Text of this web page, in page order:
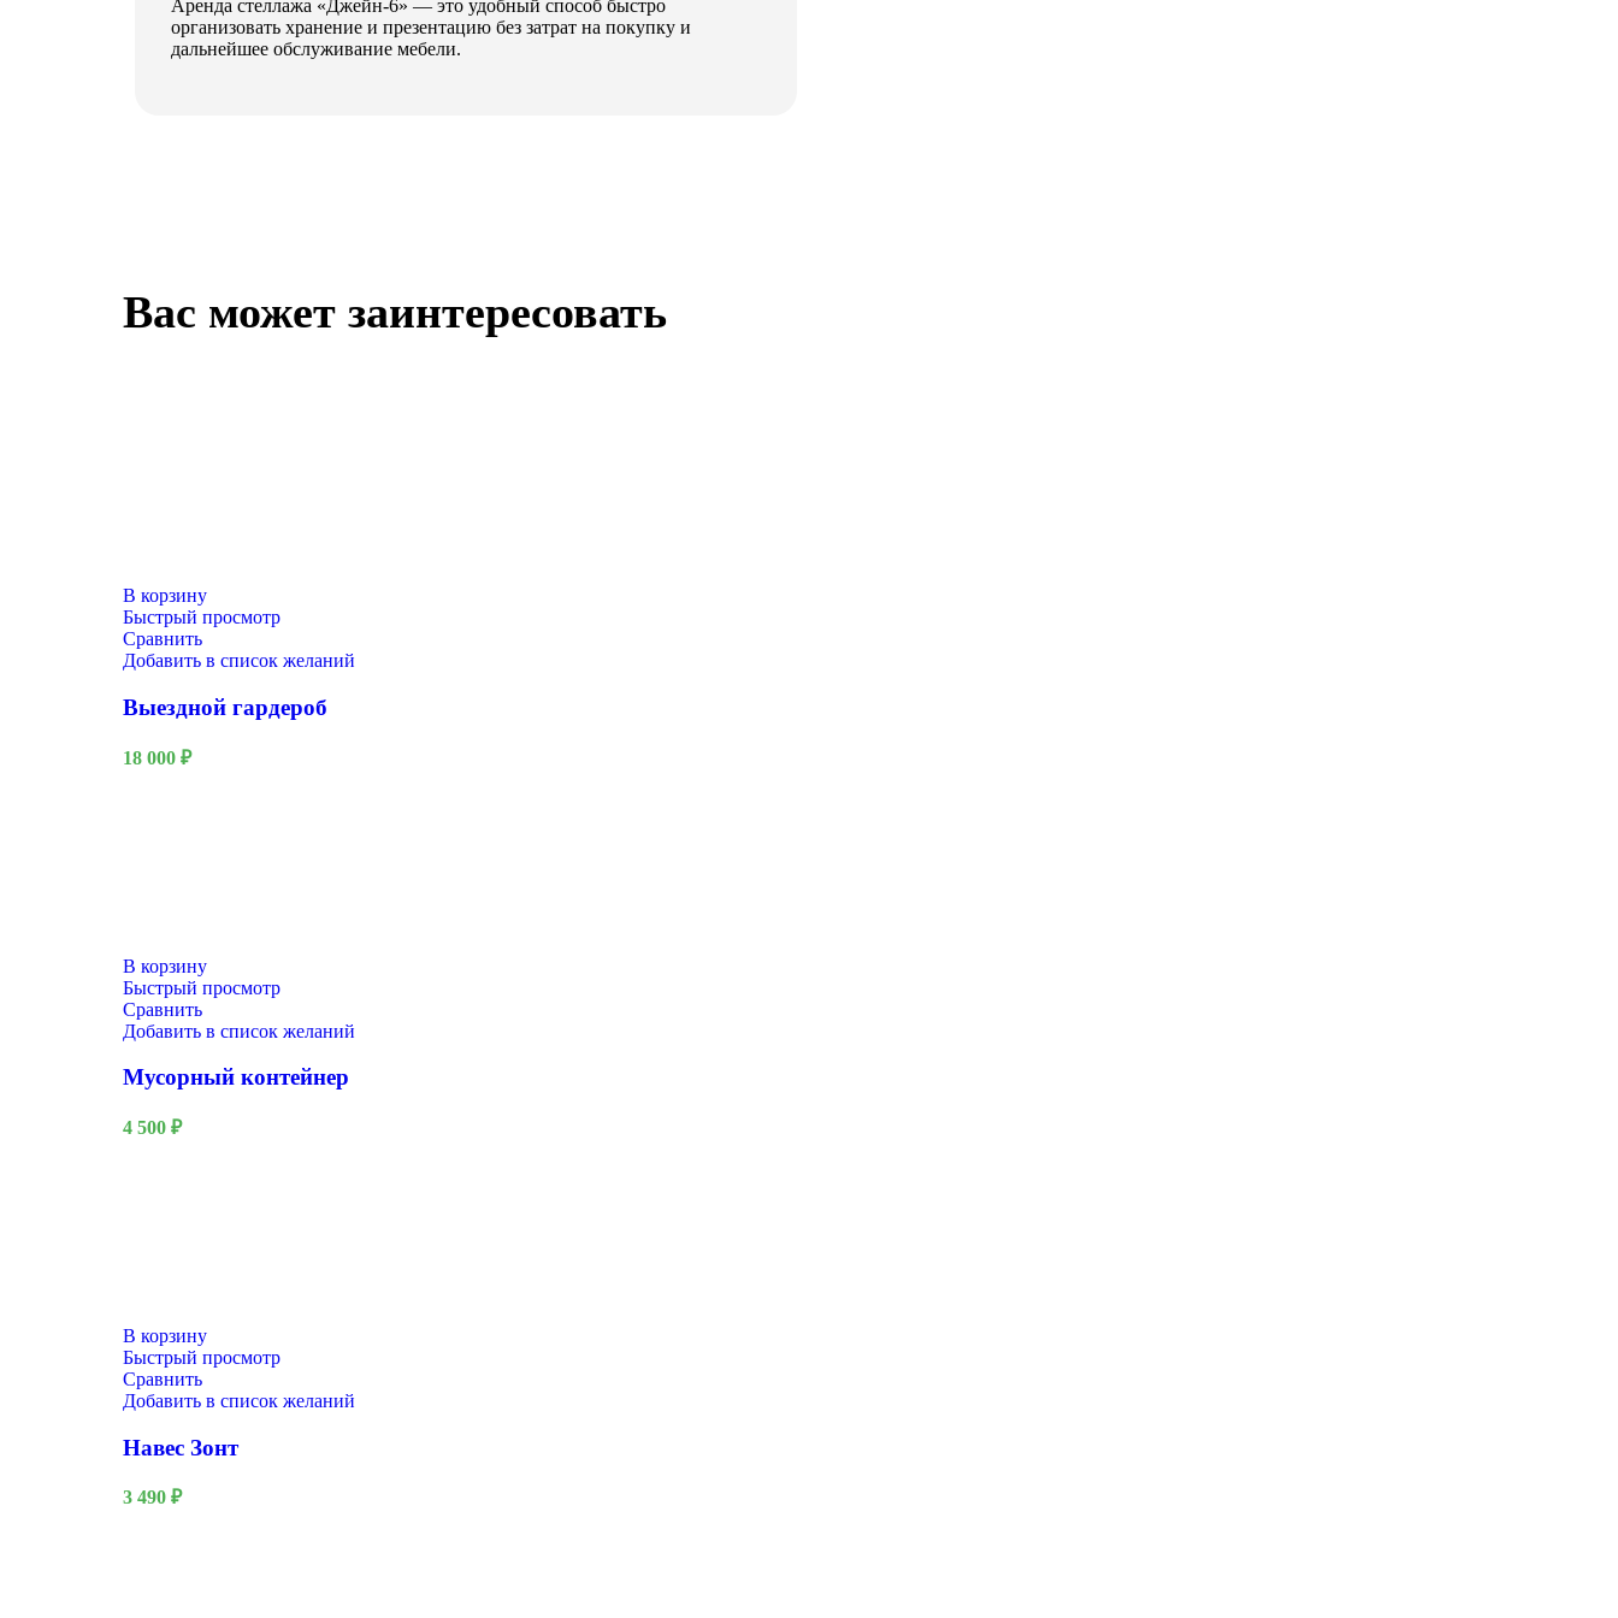
Аренда стеллажа «Джейн-6» — это удобный способ быстро
организовать хранение и презентацию без затрат на покупку и
дальнейшее обслуживание мебели.
Вас может заинтересовать
В корзину
Быстрый просмотр
Сравнить
Добавить в список желаний
Выездной гардероб
18 000 ₽
В корзину
Быстрый просмотр
Сравнить
Добавить в список желаний
Мусорный контейнер
4 500 ₽
В корзину
Быстрый просмотр
Сравнить
Добавить в список желаний
Навес Зонт
3 490 ₽